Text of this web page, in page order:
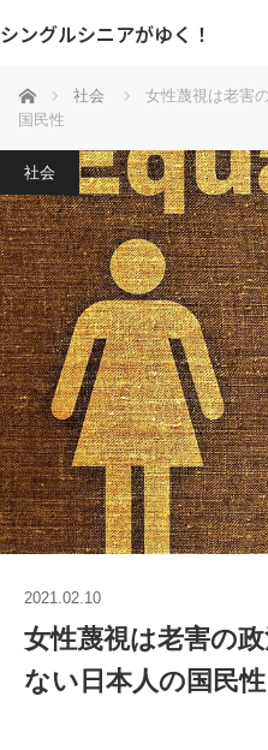
シングルシニアがゆく！
ホーム 社会
女性蔑視は老害
国民性
社会
2021.02.10
女性蔑視は老害の
ない日本人の国民性